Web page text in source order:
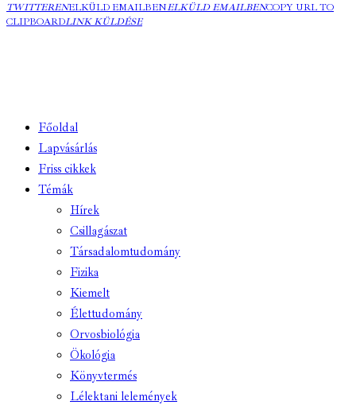
TWITTERENELKÜLD EMAILBENELKÜLD EMAILBENCOPY URL TO
CLIPBOARDLINK KÜLDÉSE
Főoldal
Lapvásárlás
Friss cikkek
Témák
Hírek
Csillagászat
Társadalomtudomány
Fizika
Kiemelt
Élettudomány
Orvosbiológia
Ökológia
Könyvtermés
Lélektani lelemények